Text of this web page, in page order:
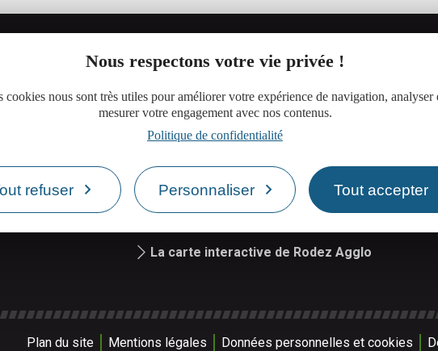
Nous respectons votre vie privée !
cookies nous sont très utiles pour améliorer votre expérience de navigation, analyser
mesurer votre engagement avec nos contenus.
Politique de confidentialité
refuser Personnaliser Tout accepter
Briand
Réserver une salle de réunion
Le site de Rodez Agglo
La carte interactive de Rodez Agglo
Plan du site Mentions légales Données personnelles et cookies